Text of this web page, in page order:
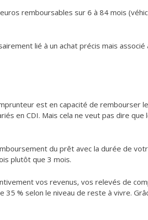
remboursables sur 6 à 84 mois
lié à un achat précis mais associé
est en capacité de rembourser
en CDI. Mais cela ne veut pas dire que
du prêt avec la durée de
plutôt que 3 mois.
vos revenus, vos relevés de
% selon le niveau de reste à vivre.